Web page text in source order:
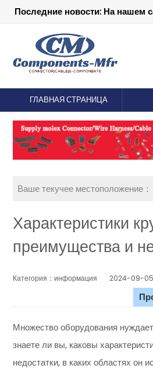
Последние новости: На нашем
ГЛАВНАЯ СТРАНИЦА
Ваше текучее местоположение：
Характеристики
преимущества и
Категория：информация 2024-09-
Множество оборудования
знаете ли вы, каковы
недостатки, в каких областях